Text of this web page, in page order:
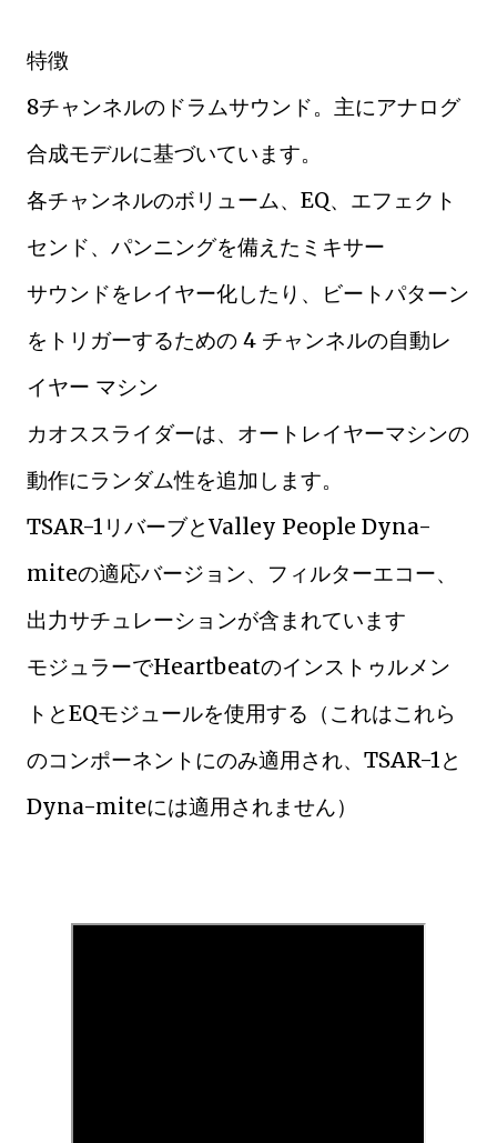
特徴
8チャンネルのドラムサウンド。主にアナログ
合成モデルに基づいています。
各チャンネルのボリューム、EQ、エフェクト
センド、パンニングを備えたミキサー
サウンドをレイヤー化したり、ビートパターン
をトリガーするための 4 チャンネルの自動レ
イヤー マシン
カオススライダーは、オートレイヤーマシンの
動作にランダム性を追加します。
TSAR-1リバーブとValley People Dyna-
miteの適応バージョン、フィルターエコー、
出力サチュレーションが含まれています
モジュラーでHeartbeatのインストゥルメン
トとEQモジュールを使用する（これはこれら
のコンポーネントにのみ適用され、TSAR-1と
Dyna-miteには適用されません）